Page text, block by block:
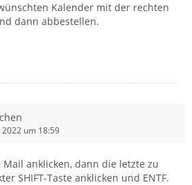
Kalender mit der rechten
dann abbestellen.
um 18:59
anklicken, dann die letzte zu
SHIFT-Taste anklicken und ENTF.